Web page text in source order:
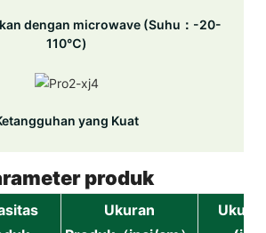
dengan microwave (Suhu：-20-
110℃)
yang Kuat
produk
Ukuran